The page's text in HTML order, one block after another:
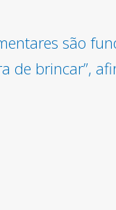
são
de brincar”,